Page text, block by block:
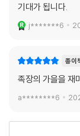
때로는 서로 잔인
바르가스 요사
이 아니다. 폐쇄적
권력 차이, 힘을 선
흐른 오늘날, 지구
는 일들이기에, 『도
기대가 됩니다.
j*******6
종이
족장의 가을을 재
a********6